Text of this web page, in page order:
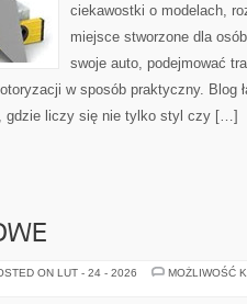
ciekawostki o modelach,
miejsce stworzone dla
swoje auto, podejmować
w sposób praktyczny. Blog
gdzie liczy się nie tylko styl czy […]
ON LUT - 24 - 2026
MOŻLIWOŚĆ